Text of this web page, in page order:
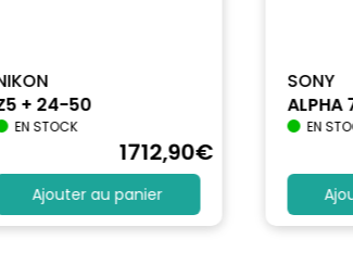
+ 24-50
EN STOCK
1712,90€
Ajouter au panier
SONY
ALPHA
EN